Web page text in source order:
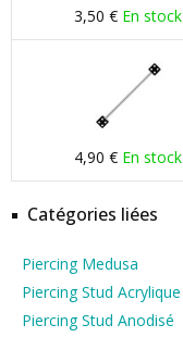
3,50 € En stock
4,90 € En stock
Catégories liées
Piercing Medusa
Piercing Stud Acrylique
Piercing Stud Anodisé